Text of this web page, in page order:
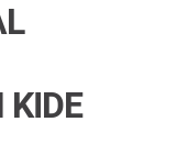
KIDE